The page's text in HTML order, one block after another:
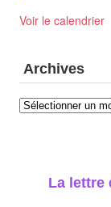
Voir le calendrier
Archives
Archives
La lettre